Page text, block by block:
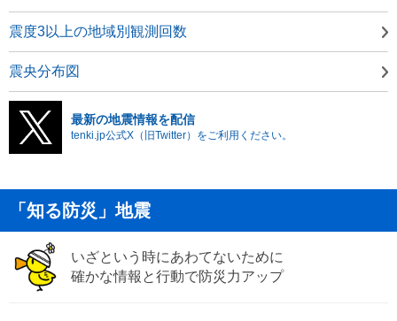
震度3以上の地域別観測回数
震央分布図
最新の地震情報を配信
tenki.jp公式X（旧Twitter）をご利用ください。
「知る防災」地震
いざという時にあわてないために
確かな情報と行動で防災力アップ